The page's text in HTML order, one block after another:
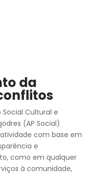
da
Cultural e
(AP Social)
com base em
e
como em qualquer
à comunidade,